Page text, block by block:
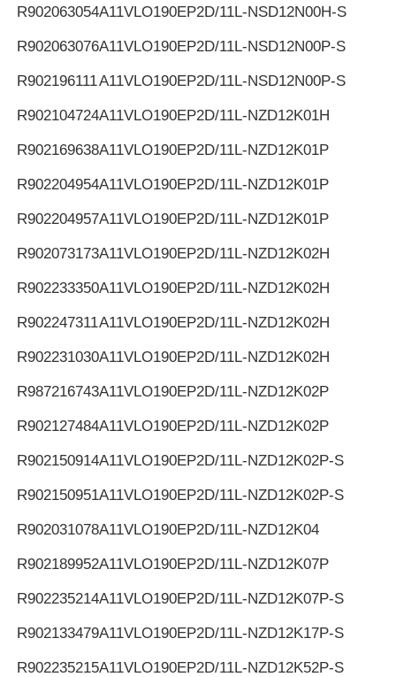
R902063054A11VLO190EP2D/11L-NSD12N00H-S
R902063076A11VLO190EP2D/11L-NSD12N00P-S
R902196111A11VLO190EP2D/11L-NSD12N00P-S
R902104724A11VLO190EP2D/11L-NZD12K01H
R902169638A11VLO190EP2D/11L-NZD12K01P
R902204954A11VLO190EP2D/11L-NZD12K01P
R902204957A11VLO190EP2D/11L-NZD12K01P
R902073173A11VLO190EP2D/11L-NZD12K02H
R902233350A11VLO190EP2D/11L-NZD12K02H
R902247311A11VLO190EP2D/11L-NZD12K02H
R902231030A11VLO190EP2D/11L-NZD12K02H
R987216743A11VLO190EP2D/11L-NZD12K02P
R902127484A11VLO190EP2D/11L-NZD12K02P
R902150914A11VLO190EP2D/11L-NZD12K02P-S
R902150951A11VLO190EP2D/11L-NZD12K02P-S
R902031078A11VLO190EP2D/11L-NZD12K04
R902189952A11VLO190EP2D/11L-NZD12K07P
R902235214A11VLO190EP2D/11L-NZD12K07P-S
R902133479A11VLO190EP2D/11L-NZD12K17P-S
R902235215A11VLO190EP2D/11L-NZD12K52P-S